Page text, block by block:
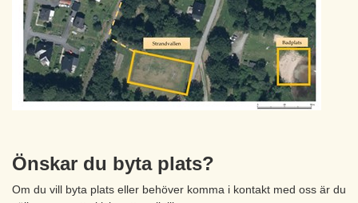
Önskar du byta plats?
Om du vill byta plats eller behöver komma i kontakt med oss är du